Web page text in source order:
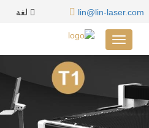
lin@lin-laser.com لغة